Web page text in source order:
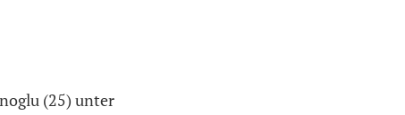
(25) unter